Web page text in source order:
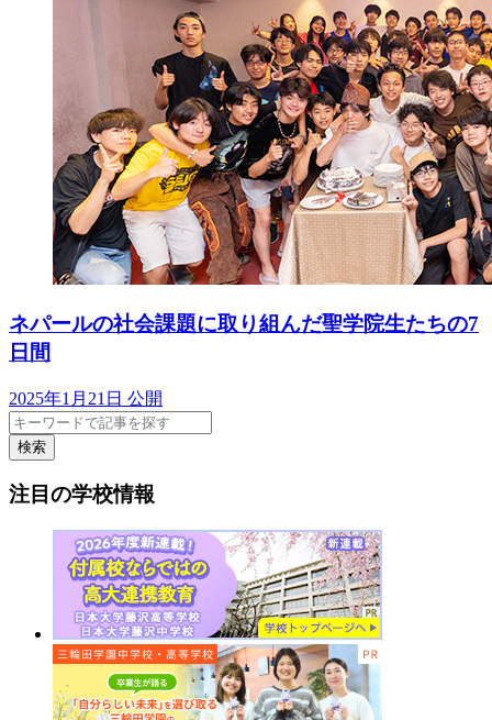
ネパールの社会課題に取り組んだ聖学院生たちの7
日間
2025年1月21日 公開
検索
注目の学校情報